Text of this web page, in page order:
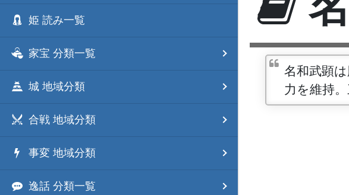
姫 読み一覧
家宝 分類一覧
城 地域分類
合戦 地域分類
事変 地域分類
逸話 分類一覧
名和武顕
力を維持